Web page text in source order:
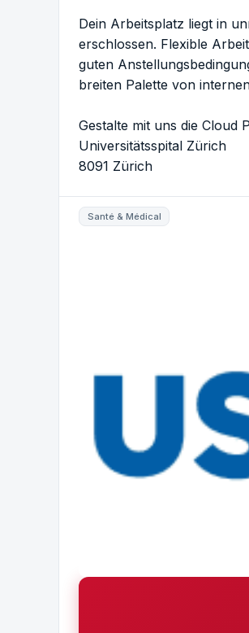
Dein Arbeitsplatz liegt in
erschlossen. Flexible
guten
breiten Palette von
Gestalte mit uns die Cloud
Universitätsspital Zürich
8091 Zürich
Santé & Médical